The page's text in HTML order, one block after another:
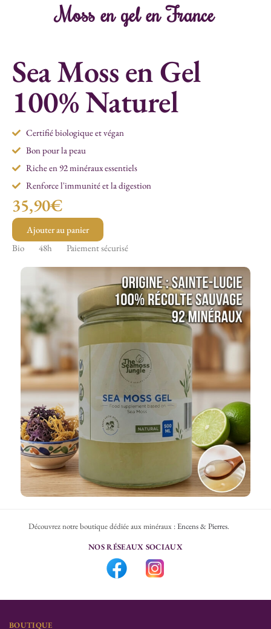
Moss en gel en France
Sea Moss en Gel
100% Naturel
Certifié biologique et végan
Bon pour la peau
Riche en 92 minéraux essentiels
Renforce l'immunité et la digestion
35,90€
Ajouter au panier
Bio 48h Paiement sécurisé
Découvrez notre boutique dédiée aux minéraux :Encens & Pierres.
NOS RÉSEAUX SOCIAUX
BOUTIQUE